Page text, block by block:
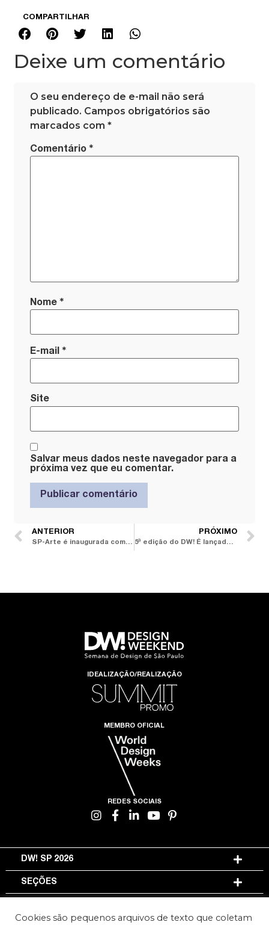
COMPARTILHAR
Deixe um comentário
O seu endereço de e-mail não será
publicado. Campos obrigatórios são
marcados com*
Comentário*
Nome*
E-mail*
Site
Salvar meus dados neste navegador para a
próxima vez que eu comentar.
ANTERIOR
SP-Arte é inaugurada com nova aposta: Design
PRÓXIMO
5a edição do DW! É lançada em grande estilo em Milão
IDEALIZAÇÃO/REALIZAÇÃO
MEMBRO OFICIAL
REDES SOCIAIS
DW! SP 2026
SEÇÕES
Cookies são pequenos arquivos de texto que coletam